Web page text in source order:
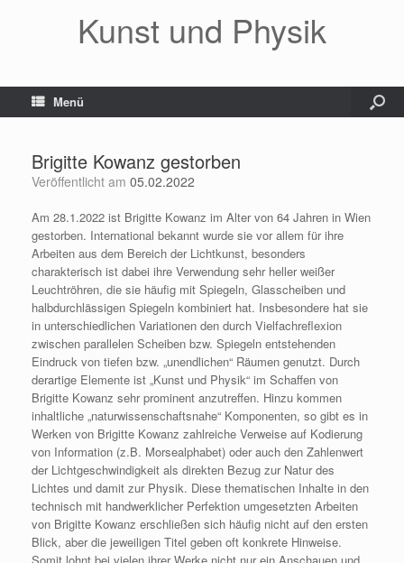
Kunst und Physik
Menü
Brigitte Kowanz gestorben
Veröffentlicht am 05.02.2022
Am 28.1.2022 ist Brigitte Kowanz im Alter von 64 Jahren in Wien
gestorben. International bekannt wurde sie vor allem für ihre
Arbeiten aus dem Bereich der Lichtkunst, besonders
charakterisch ist dabei ihre Verwendung sehr heller weißer
Leuchtröhren, die sie häufig mit Spiegeln, Glasscheiben und
halbdurchlässigen Spiegeln kombiniert hat. Insbesondere hat sie
in unterschiedlichen Variationen den durch Vielfachreflexion
zwischen parallelen Scheiben bzw. Spiegeln entstehenden
Eindruck von tiefen bzw. „unendlichen“ Räumen genutzt. Durch
derartige Elemente ist „Kunst und Physik“ im Schaffen von
Brigitte Kowanz sehr prominent anzutreffen. Hinzu kommen
inhaltliche „naturwissenschaftsnahe“ Komponenten, so gibt es in
Werken von Brigitte Kowanz zahlreiche Verweise auf Kodierung
von Information (z.B. Morsealphabet) oder auch den Zahlenwert
der Lichtgeschwindigkeit als direkten Bezug zur Natur des
Lichtes und damit zur Physik. Diese thematischen Inhalte in den
technisch mit handwerklicher Perfektion umgesetzten Arbeiten
von Brigitte Kowanz erschließen sich häufig nicht auf den ersten
Blick, aber die jeweiligen Titel geben oft konkrete Hinweise.